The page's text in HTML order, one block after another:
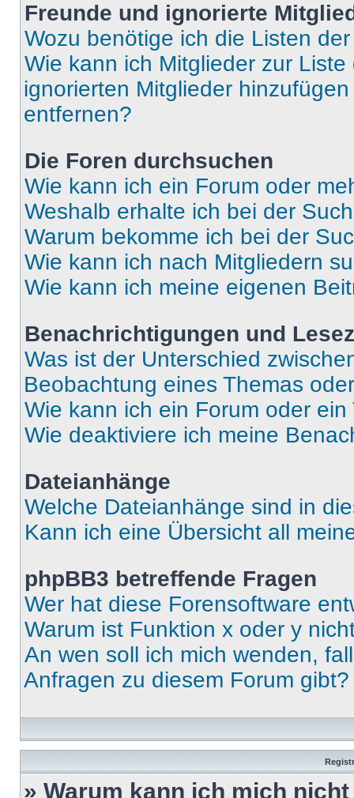
Freunde und ignorierte
Wozu benötige ich die Listen
Wie kann ich Mitglieder zur
ignorierten Mitglieder
entfernen?
Die Foren durchsuchen
Wie kann ich ein Forum oder
Weshalb erhalte ich bei der
Warum bekomme ich bei der
Wie kann ich nach Mitgliedern
Wie kann ich meine eigenen
Benachrichtigungen und
Was ist der Unterschied
Beobachtung eines Themas
Wie kann ich ein Forum oder
Wie deaktiviere ich meine
Dateianhänge
Welche Dateianhänge sind in
Kann ich eine Übersicht all
phpBB3 betreffende Fragen
Wer hat diese Forensoftware
Warum ist Funktion x oder y
An wen soll ich mich wenden,
Anfragen zu diesem Forum gibt?
» Warum kann ich mich